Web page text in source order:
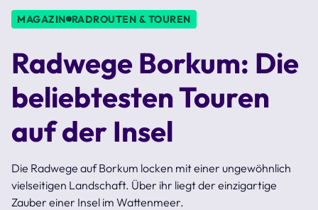
MAGAZIN RADROUTEN & TOUREN
Radwege Borkum: Die
beliebtesten Touren
auf der Insel
Die Radwege auf Borkum locken mit einer ungewöhnlich
vielseitigen Landschaft. Über ihr liegt der einzigartige
Zauber einer Insel im Wattenmeer.